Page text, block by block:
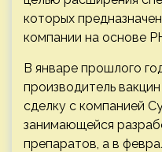
которых
компании на основе
В январе прошлого
производитель
сделку с компанией
занимающейся
препаратов, а в